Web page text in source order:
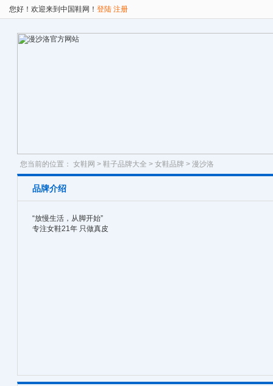
您好！欢迎来到中国鞋网！ 登陆 注册
您当前的位置： 女鞋网 > 鞋子品牌大全 > 女鞋品牌 > 漫沙洛
品牌介绍
“放慢生活，从脚开始”
专注女鞋21年 只做真皮